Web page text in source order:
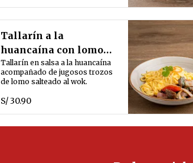
Tallarín a la
huancaína con lomo
saltado
Tallarín en salsa a la huancaína
acompañado de jugosos trozos
de lomo salteado al wok.
S/ 30.90